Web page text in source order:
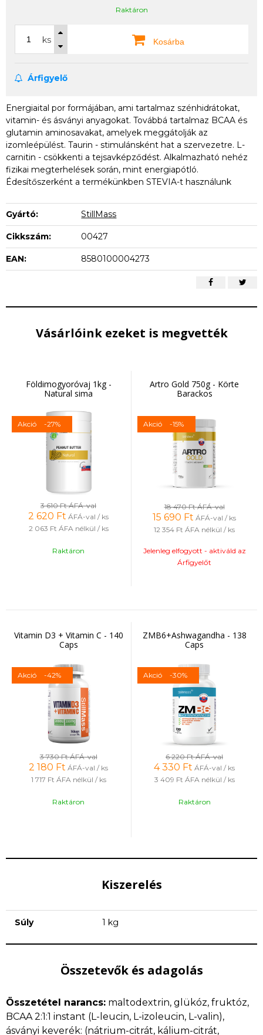
Raktáron
ks Kosárba
Árfigyelő
Energiaital por formájában, ami tartalmaz szénhidrátokat,
vitamin- és ásványi anyagokat. Továbbá tartalmaz BCAA és
glutamin aminosavakat, amelyek meggátolják az
izomleépülést. Taurin - stimulánsként hat a szervezetre. L-
carnitin - csökkenti a tejsavképződést. Alkalmazható nehéz
fizikai megterhelések során, mint energiapótló.
Édesítőszerként a termékünkben STEVIA-t használunk
Gyártó: StillMass
Cikkszám: 00427
EAN: 8580100004273
Vásárlóink ezeket is megvették
Földimogyoróvaj 1kg -
Natural sima
Akció -27%
3 610 FtÁFÁ-val
2 620 Ft ÁFÁ-val / ks
2 063 Ft ÁFA nélkül / ks
Raktáron
Artro Gold 750g - Körte
Barackos
Akció -15%
18 470 FtÁFÁ-val
15 690 Ft ÁFÁ-val / ks
12 354 Ft ÁFA nélkül / ks
Jelenleg elfogyott - aktiváld az
Árfigyelőt
Vitamin D3 + Vitamin C - 140
Caps
Akció -42%
3 730 FtÁFÁ-val
2 180 Ft ÁFÁ-val / ks
1 717 Ft ÁFA nélkül / ks
Raktáron
ZMB6+Ashwagandha - 138
Caps
Akció -30%
6 220 FtÁFÁ-val
4 330 Ft ÁFÁ-val / ks
3 409 Ft ÁFA nélkül / ks
Raktáron
Kiszerelés
Súly 1 kg
Összetevők és adagolás
Összetétel narancs: maltodextrin, glükóz, fruktóz,
BCAA 2:1:1 instant (L-leucin, L-izoleucin, L-valin),
ásványi keverék: (nátrium-citrát, kálium-citrát,